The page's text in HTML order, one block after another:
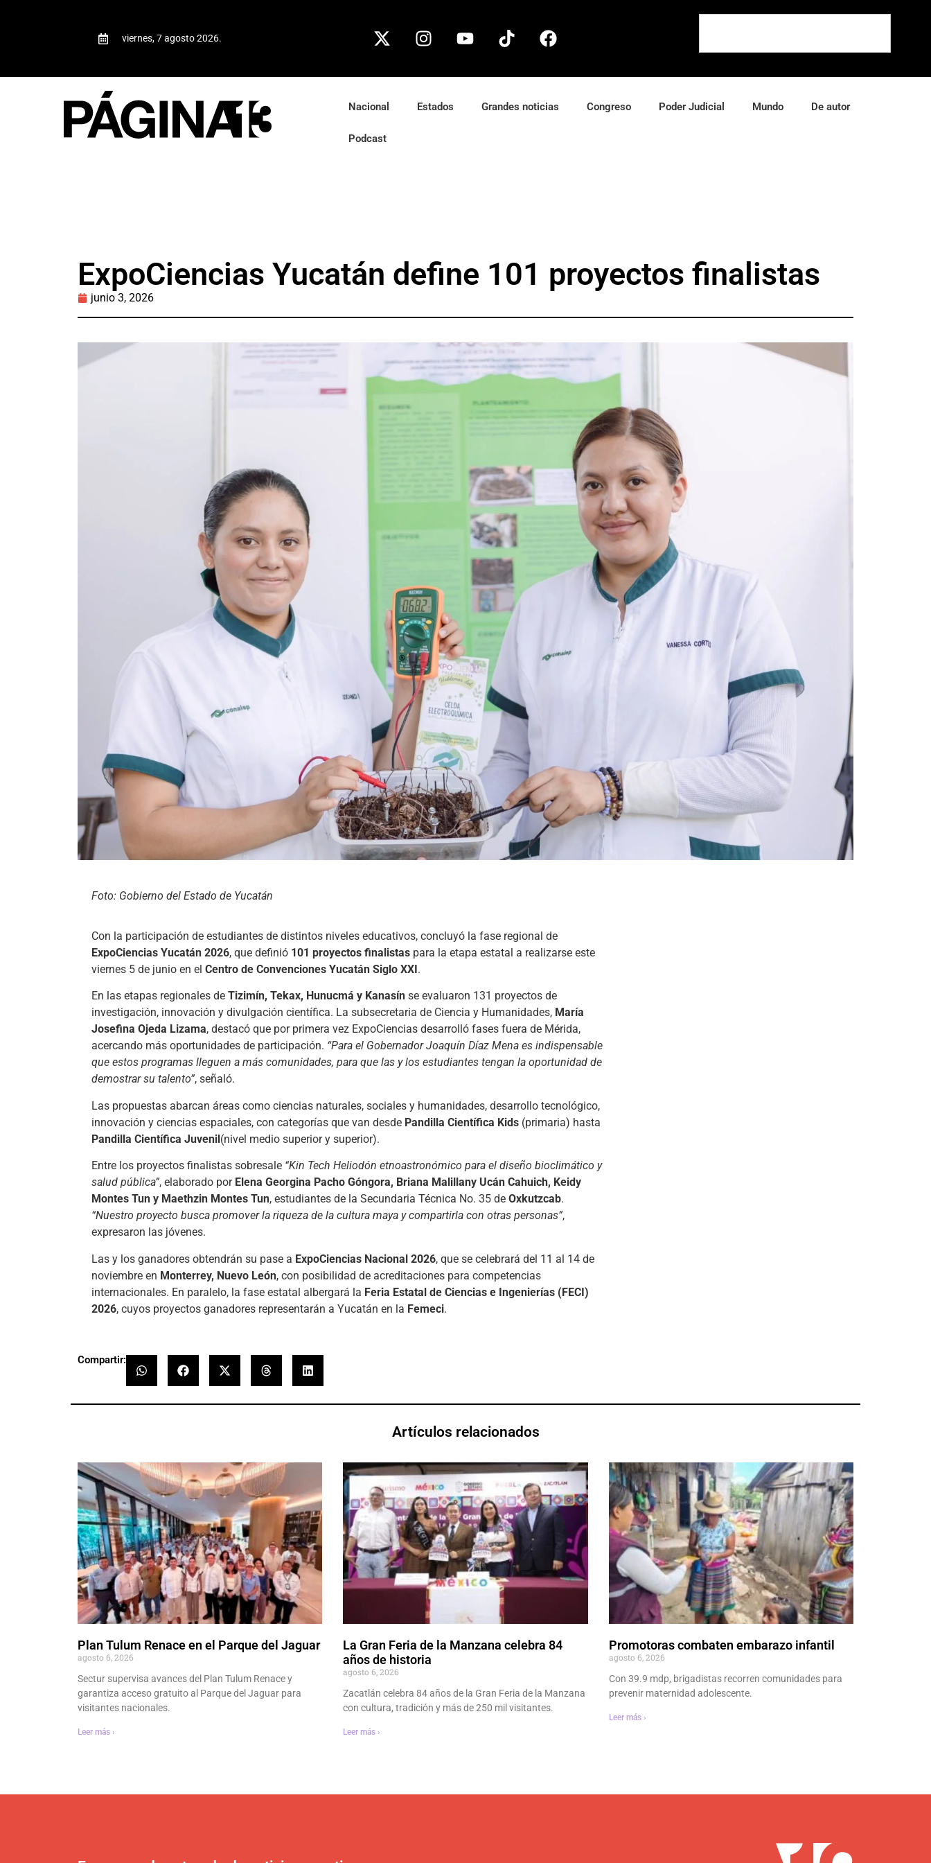
viernes, 7 agosto 2026.
Nacional Estados Grandes noticias Congreso Poder Judicial Mundo De autor
Podcast
ExpoCiencias Yucatán define 101 proyectos finalistas
junio 3, 2026
Foto: Gobierno del Estado de Yucatán
Con la participación de estudiantes de distintos niveles educativos, concluyó la fase regional de
ExpoCiencias Yucatán 2026, que definió 101 proyectos finalistas para la etapa estatal a realizarse este
viernes 5 de junio en el Centro de Convenciones Yucatán Siglo XXI.
En las etapas regionales de Tizimín, Tekax, Hunucmá y Kanasín se evaluaron 131 proyectos de
investigación, innovación y divulgación científica. La subsecretaria de Ciencia y Humanidades, María
Josefina Ojeda Lizama, destacó que por primera vez ExpoCiencias desarrolló fases fuera de Mérida,
acercando más oportunidades de participación. “Para el Gobernador Joaquín Díaz Mena es indispensable
que estos programas lleguen a más comunidades, para que las y los estudiantes tengan la oportunidad de
demostrar su talento”, señaló.
Las propuestas abarcan áreas como ciencias naturales, sociales y humanidades, desarrollo tecnológico,
innovación y ciencias espaciales, con categorías que van desde Pandilla Científica Kids (primaria) hasta
Pandilla Científica Juvenil(nivel medio superior y superior).
Entre los proyectos finalistas sobresale “Kin Tech Heliodón etnoastronómico para el diseño bioclimático y
salud pública”, elaborado por Elena Georgina Pacho Góngora, Briana Malillany Ucán Cahuich, Keidy
Montes Tun y Maethzin Montes Tun, estudiantes de la Secundaria Técnica No. 35 de Oxkutzcab.
“Nuestro proyecto busca promover la riqueza de la cultura maya y compartirla con otras personas”,
expresaron las jóvenes.
Las y los ganadores obtendrán su pase a ExpoCiencias Nacional 2026, que se celebrará del 11 al 14 de
noviembre en Monterrey, Nuevo León, con posibilidad de acreditaciones para competencias
internacionales. En paralelo, la fase estatal albergará la Feria Estatal de Ciencias e Ingenierías (FECI)
2026, cuyos proyectos ganadores representarán a Yucatán en la Femeci.
Compartir:
Artículos relacionados
Plan Tulum Renace en el Parque del Jaguar
agosto 6, 2026
Sectur supervisa avances del Plan Tulum Renace y
garantiza acceso gratuito al Parque del Jaguar para
visitantes nacionales.
Leer más ›
La Gran Feria de la Manzana celebra 84
años de historia
agosto 6, 2026
Zacatlán celebra 84 años de la Gran Feria de la Manzana
con cultura, tradición y más de 250 mil visitantes.
Leer más ›
Promotoras combaten embarazo infantil
agosto 6, 2026
Con 39.9 mdp, brigadistas recorren comunidades para
prevenir maternidad adolescente.
Leer más ›